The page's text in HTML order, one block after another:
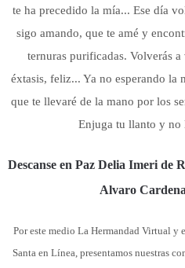
te ha precedido la mía... Ese día
sigo amando, que te amé y
ternuras purificadas. Volverás
éxtasis, feliz... Ya no esperando la
que te llevaré de la mano por los
Enjuga tu llanto y no
Descanse en Paz Delia Imeri de
Alvaro
Por este medio La Hermandad Virtual y
Santa en Línea, presentamos nuestras